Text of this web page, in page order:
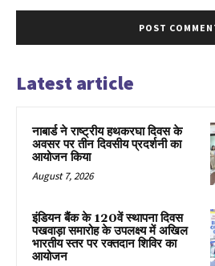
Latest article
नाबार्ड ने राष्ट्रीय हथकरघा दिवस के
अवसर पर तीन दिवसीय प्रदर्शनी का
आयोजन किया
August 7, 2026
इंडियन बैंक के 120वें स्थापना दिवस
पखवाड़ा समारोह के उपलक्ष्य में अखिल
भारतीय स्तर पर रक्तदान शिविर का
आयोजन